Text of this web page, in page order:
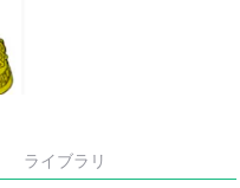
ライブラリ